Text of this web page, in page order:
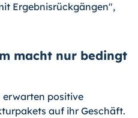
Ergebnisrückgängen",
macht nur bedingt
erwarten positive
auf ihr Geschäft.